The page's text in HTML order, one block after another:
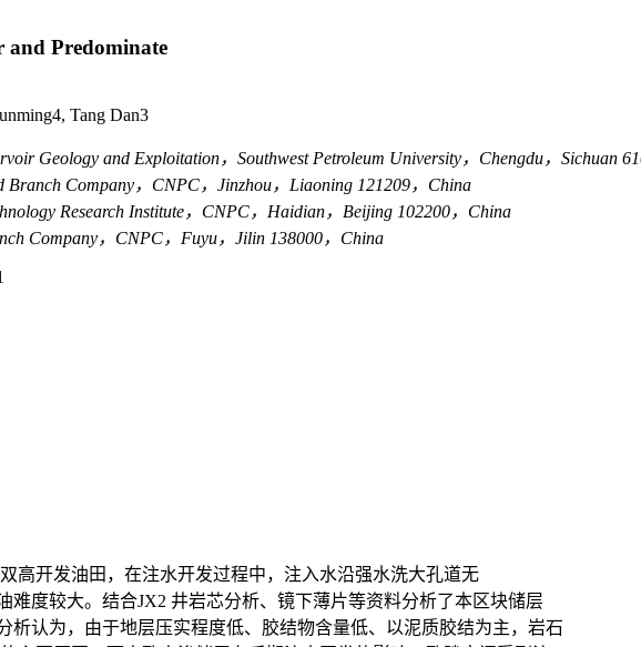
and Predominate
Tang Dan3
Geology and Exploitation，Southwest Petroleum University，Chengdu，Sichuan
Company，CNPC，Jinzhou，Liaoning 121209，China
Research Institute，CNPC，Haidian，Beijing 102200，China
Company，CNPC，Fuyu，Jilin 138000，China
高开发油田，在注水开发过程中，注入水沿强水洗大孔道无
度较大。结合JX2 井岩芯分析、镜下薄片等资料分析了本区块储层
析认为，由于地层压实程度低、胶结物含量低、以泥质胶结为主，岩石